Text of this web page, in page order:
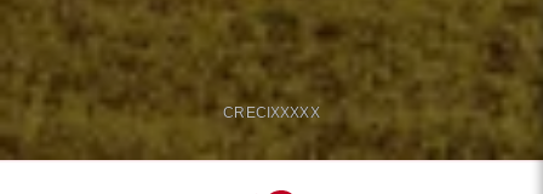
CRECIXXXXX